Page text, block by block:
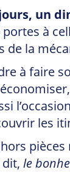
un
portes à
de la
à faire
les
pièces
le